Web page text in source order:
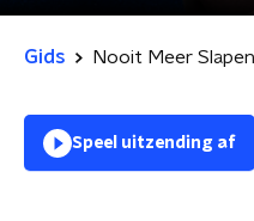
Gids Nooit Meer
Speel uitzending af